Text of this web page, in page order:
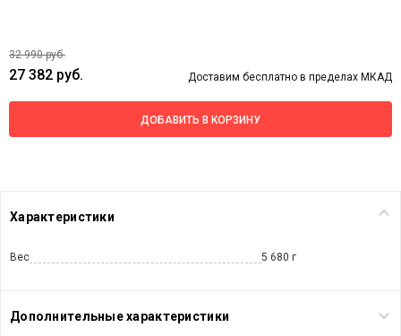
32 990 руб.
27 382 руб. Доставим бесплатно в пределах МКАД
ДОБАВИТЬ В КОРЗИНУ
Характеристики
Вес 5 680 г
Дополнительные характеристики